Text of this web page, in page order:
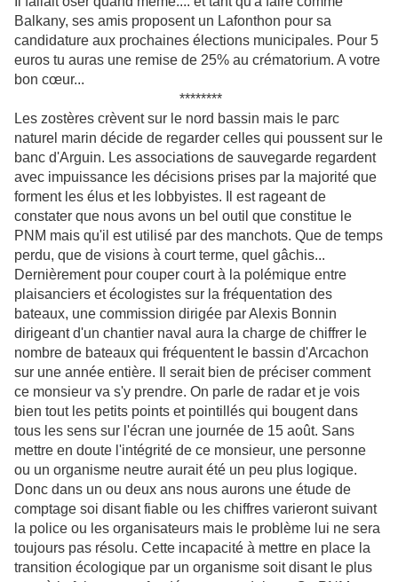
Balkany, ses amis proposent un Lafonthon pour sa
candidature aux prochaines élections municipales. Pour 5
euros tu auras une remise de 25% au crématorium. A votre
bon cœur...
********
Les zostères crèvent sur le nord bassin mais le parc
naturel marin décide de regarder celles qui poussent sur le
banc d'Arguin. Les associations de sauvegarde regardent
avec impuissance les décisions prises par la majorité que
forment les élus et les lobbyistes. Il est rageant de
constater que nous avons un bel outil que constitue le
PNM mais qu'il est utilisé par des manchots. Que de temps
perdu, que de visions à court terme, quel gâchis...
Dernièrement pour couper court à la polémique entre
plaisanciers et écologistes sur la fréquentation des
bateaux, une commission dirigée par Alexis Bonnin
dirigeant d'un chantier naval aura la charge de chiffrer le
nombre de bateaux qui fréquentent le bassin d'Arcachon
sur une année entière. Il serait bien de préciser comment
ce monsieur va s'y prendre. On parle de radar et je vois
bien tout les petits points et pointillés qui bougent dans
tous les sens sur l'écran une journée de 15 août. Sans
mettre en doute l'intégrité de ce monsieur, une personne
ou un organisme neutre aurait été un peu plus logique.
Donc dans un ou deux ans nous aurons une étude de
comptage soi disant fiable ou les chiffres varieront suivant
la police ou les organisateurs mais le problème lui ne sera
toujours pas résolu. Cette incapacité à mettre en place la
transition écologique par un organisme soit disant le plus